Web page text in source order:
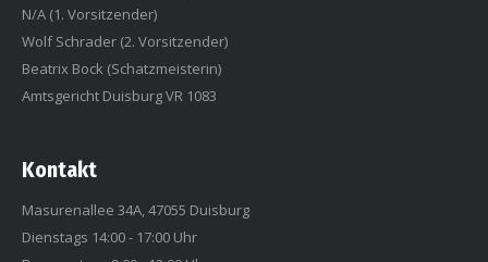
N/A (1. Vorsitzender)
Wolf Schrader (2. Vorsitzender)
Beatrix Bock (Schatzmeisterin)
Amtsgericht Duisburg VR 1083
Kontakt
Masurenallee 34A, 47055 Duisburg
Dienstags 14:00 - 17:00 Uhr